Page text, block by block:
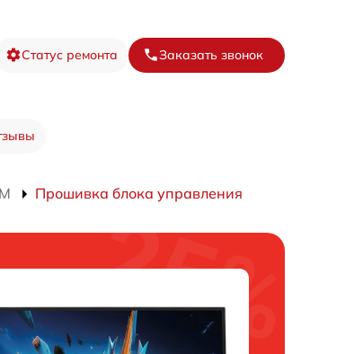
Статус ремонта Заказать звонок
Прошивка блока управления